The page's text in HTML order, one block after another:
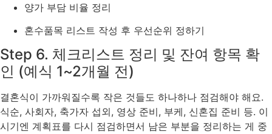
양가 부담 비율 정리
혼수품목 리스트 작성 후 우선순위 정하기
Step 6. 체크리스트 정리 및 잔여 항목 확
인 (예식 1~2개월 전)
결혼식이 가까워질수록 작은 것들도 하나하나 점검해야 해요.
식순, 사회자, 축가자 섭외, 영상 준비, 부케, 신혼집 준비 등. 이
시기엔 계획표를 다시 점검하면서 남은 부분을 정리하는 게 중